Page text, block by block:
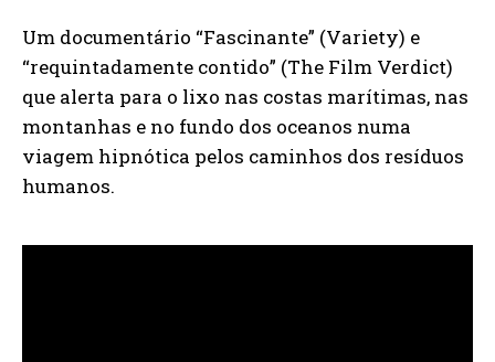
Um documentário “Fascinante” (Variety) e
“requintadamente contido” (The Film Verdict)
que alerta para o lixo nas costas marítimas, nas
montanhas e no fundo dos oceanos numa
viagem hipnótica pelos caminhos dos resíduos
humanos.